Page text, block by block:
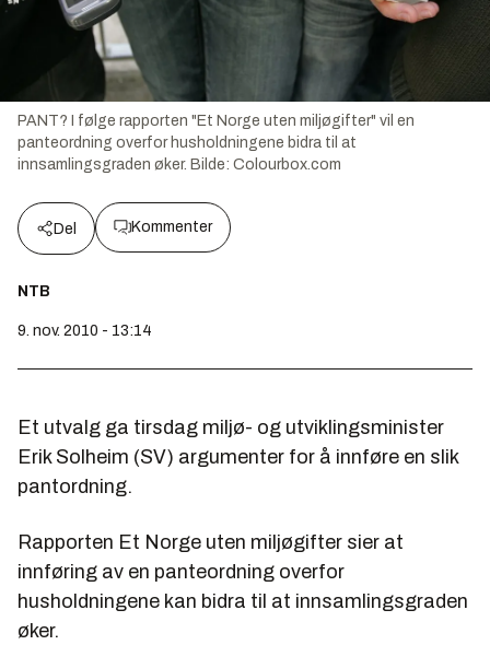
PANT? I følge rapporten "Et Norge uten miljøgifter" vil en
panteordning overfor husholdningene bidra til at
innsamlingsgraden øker. Bilde: Colourbox.com
Del Kommenter
NTB
9. nov. 2010 - 13:14
Et utvalg ga tirsdag miljø- og utviklingsminister
Erik Solheim (SV) argumenter for å innføre en slik
pantordning.
Rapporten Et Norge uten miljøgifter sier at
innføring av en panteordning overfor
husholdningene kan bidra til at innsamlingsgraden
øker.